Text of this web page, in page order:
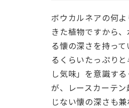
3
暮
し
に
迎
え
ボウカルネアの何
きた植物ですから
る懐の深さを持っ
るくらいたっぷり
し気味」を意識す
が、レースカーテ
じない懐の深さも